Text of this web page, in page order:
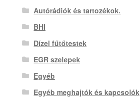
Autórádiók és tartozékok.
BHI
Dízel fűtőtestek
EGR szelepek
Egyéb
Egyéb meghajtók és kapcsolók